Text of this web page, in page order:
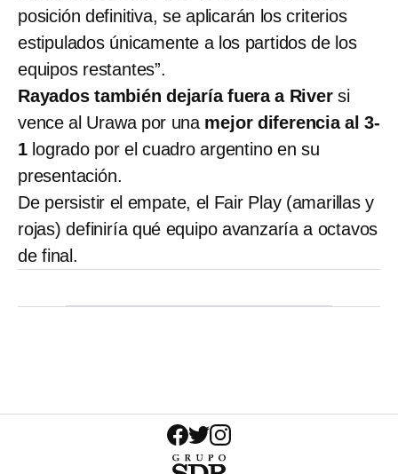
posición definitiva, se aplicarán los criterios
estipulados únicamente a los partidos de los
equipos restantes”.
Rayados también dejaría fuera a Riversi
vence al Urawa por una mejor diferencia al 3-
1 logrado por el cuadro argentino en su
presentación.
De persistir el empate, el Fair Play (amarillas y
rojas) definiría qué equipo avanzaría a octavos
de final.